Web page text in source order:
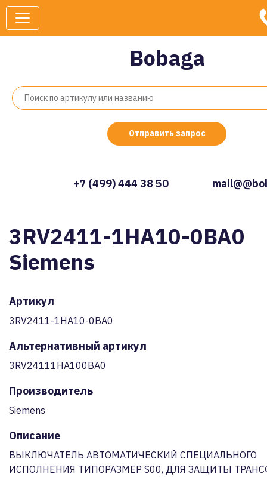
Bobaga
Отправить запрос
+7 (499) 444 38 50
3RV2411-1HA10-0BA0
Siemens
Артикул
3RV2411-1HA10-0BA0
Альтернативный артикул
3RV24111HA100BA0
Производитель
Siemens
Описание
ВЫКЛЮЧАТЕЛЬ АВТОМАТИЧЕСКИЙ СПЕЦИАЛЬНОГО
ИСПОЛНЕНИЯ ТИПОРАЗМЕР S00, ДЛЯ ЗАЩИТЫ